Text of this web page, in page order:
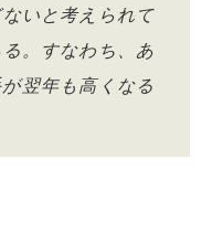
いと考えられて
。すなわち、あ
翌年も高くなる